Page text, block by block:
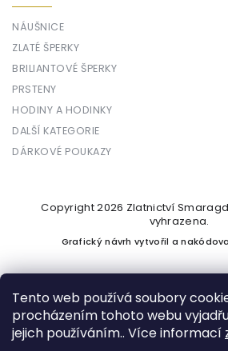
Tento web používá soubory
procházením tohoto webu
jejich používáním.. Více informací
NÁUŠNICE
ZLATÉ ŠPERKY
BRILIANTOVÉ ŠPERKY
PRSTENY
HODINY A HODINKY
DALŠÍ KATEGORIE
DÁRKOVÉ POUKAZY
Vytvořil Shoptet
Copyright 2026 Zlatnictví Smaragd
vyhrazena.
Grafický návrh vytvořil a